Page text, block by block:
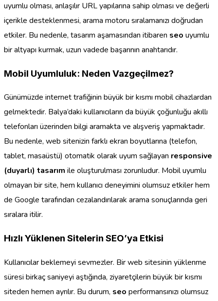
uyumlu olması, anlaşılır URL yapılarına sahip olması ve değerli
içerikle desteklenmesi, arama motoru sıralamanızı doğrudan
etkiler. Bu nedenle, tasarım aşamasından itibaren seo uyumlu
bir altyapı kurmak, uzun vadede başarının anahtarıdır.
Mobil Uyumluluk: Neden Vazgeçilmez?
Günümüzde internet trafiğinin büyük bir kısmı mobil cihazlardan
gelmektedir. Balya’daki kullanıcıların da büyük çoğunluğu akıllı
telefonları üzerinden bilgi aramakta ve alışveriş yapmaktadır.
Bu nedenle, web sitenizin farklı ekran boyutlarına (telefon,
tablet, masaüstü) otomatik olarak uyum sağlayan responsive
(duyarlı) tasarım ile oluşturulması zorunludur. Mobil uyumlu
olmayan bir site, hem kullanıcı deneyimini olumsuz etkiler hem
de Google tarafından cezalandırılarak arama sonuçlarında geri
sıralara itilir.
Hızlı Yüklenen Sitelerin SEO’ya Etkisi
Kullanıcılar beklemeyi sevmezler. Bir web sitesinin yüklenme
süresi birkaç saniyeyi aştığında, ziyaretçilerin büyük bir kısmı
siteden hemen ayrılır. Bu durum, seo performansınızı olumsuz